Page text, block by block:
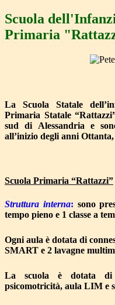
Scuola
Primaria
La Scuola Statale
Primaria Statale
sud di Alessandria e
all’inizio degli anni
Scuola Primaria “Rattazzi”
Struttura interna: sono
tempo pieno e 1 classe a
Ogni aula è dotata di
SMART e 2 lavagne
La scuola è dotata di
psicomotricità, aula LIM e